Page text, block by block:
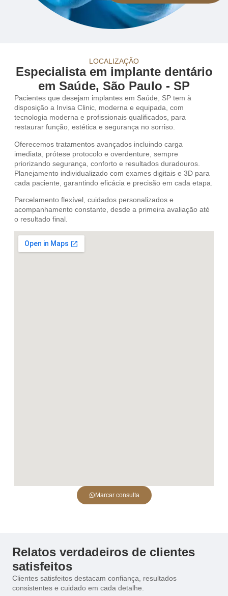
LOCALIZAÇÃO
Especialista em implante dentário
em Saúde, São Paulo - SP
Pacientes que desejam implantes em Saúde, SP tem à
disposição a Invisa Clinic, moderna e equipada, com
tecnologia moderna e profissionais qualificados, para
restaurar função, estética e segurança no sorriso.
Oferecemos tratamentos avançados incluindo carga
imediata, prótese protocolo e overdenture, sempre
priorizando segurança, conforto e resultados duradouros.
Planejamento individualizado com exames digitais e 3D para
cada paciente, garantindo eficácia e precisão em cada etapa.
Parcelamento flexível, cuidados personalizados e
acompanhamento constante, desde a primeira avaliação até
o resultado final.
Marcar consulta
Relatos verdadeiros de clientes
satisfeitos
Clientes satisfeitos destacam confiança, resultados
consistentes e cuidado em cada detalhe.